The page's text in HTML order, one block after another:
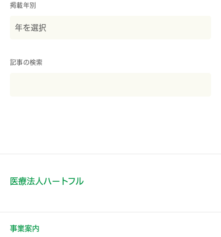
掲載年別
記事の検索
医療法人ハートフル
事業案内